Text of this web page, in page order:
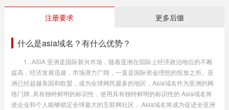
注册要求 更多后缀
什么是asia域名？有什么优势？
1. .ASIA 亚洲是国际新兴市场，随着亚洲在国际上经济政治地位的不断
提高，经济发展迅速，市场潜力广阔，一直是国际资金理想的投放之所。亚
洲已经超越美国和欧盟，成为全球网民最多的地区，Asia域名作为亚洲的网
络门牌, 具有独特鲜明的标识性，使用具有独特鲜明的标识性的 Asia域名将
使企业和个人能够锁定全球最大的互联网社区，.Asia域名将成为促进全亚洲